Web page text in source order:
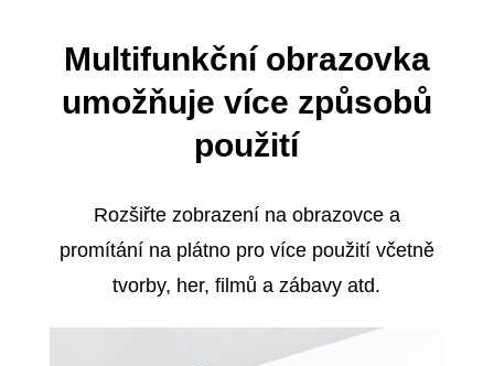
Multifunkční obrazovka
umožňuje více způsobů
použití
Rozšiřte zobrazení na obrazovce a
promítání na plátno pro více použití včetně
tvorby, her, filmů a zábavy atd.